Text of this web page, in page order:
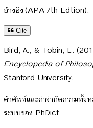
อ้างอิง (APA 7th Edition):
Cite
Bird, A., & Tobin, E..
Encyclopedia of
Stanford University.
คำศัพท์และคำจำกัดความทั้ง
ระบบของ PhDict